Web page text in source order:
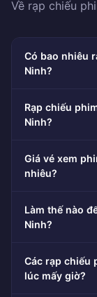
Về rạp chiếu
Có bao nhiêu
Ninh?
Rạp chiếu
Ninh?
Giá vé xem
nhiêu?
Làm thế nào
Ninh?
Các rạp chiếu
lúc mấy giờ?